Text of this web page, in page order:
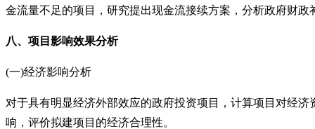
金流量不足的项目，研究提出现金流接续方案，分析政府财
八、项目影响效果分析
(一)经济影响分析
对于具有明显经济外部效应的政府投资项目，计算项目对经
响，评价拟建项目的经济合理性。